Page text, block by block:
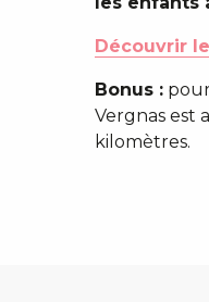
Découvrir
Bonus :
Vergnas est
kilomètres.